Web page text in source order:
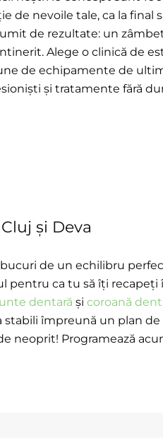
de nevoile tale, ca la final
de rezultate: un
Alege o clinică de
de echipamente de
și tratamente fără
și Deva
de un echilibru
pentru ca tu să îți recapeți
dentară și coroană
stabili împreună un plan
neoprit! Programează